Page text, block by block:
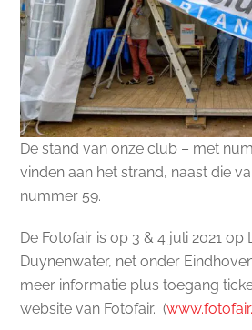
De stand van onze club – met
vinden aan het strand, naast die
nummer 59.
De Fotofair is op 3 & 4 juli 2021 op
Duynenwater, net onder
meer informatie plus toegang
website van Fotofair. (